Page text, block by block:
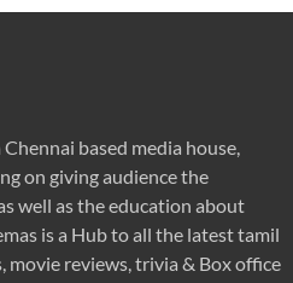
Chennai based media house,
on giving audience the
well as the education about
is a Hub to all the latest tamil
movie reviews, trivia & Box office